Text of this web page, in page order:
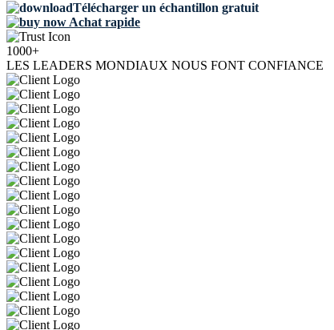
Télécharger un échantillon gratuit
Achat rapide
1000+
LES LEADERS MONDIAUX NOUS FONT CONFIANCE